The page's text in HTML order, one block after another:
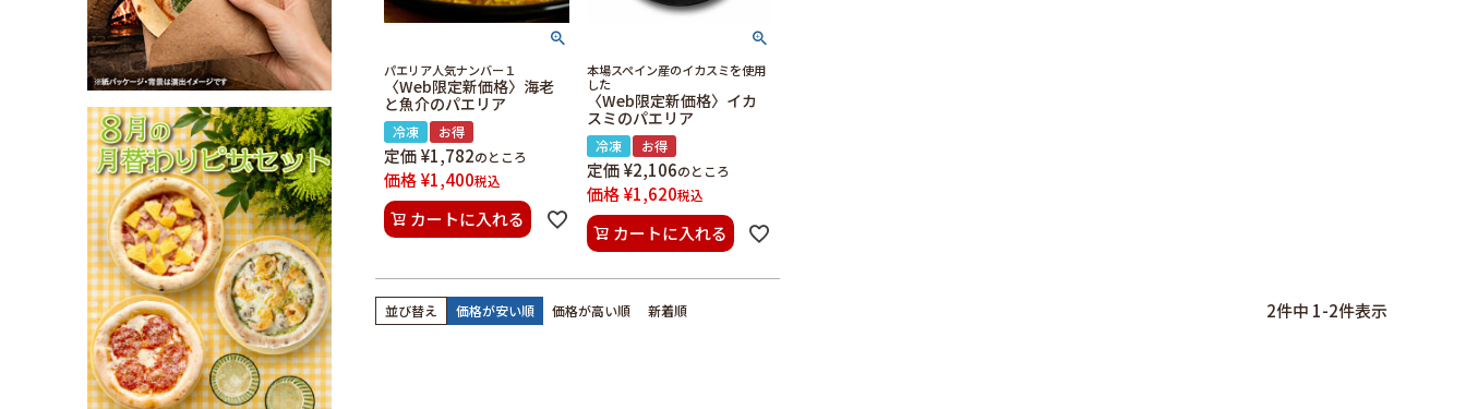
パエリア人気ナンバー１
〈Web限定新価格〉海老
と魚介のパエリア
冷凍 お得
定価¥1,782のところ
価格¥1,400税込
カートに入れる
本場スペイン産のイカスミを使用
した
〈Web限定新価格〉イカ
スミのパエリア
冷凍 お得
定価 ¥2,106のところ
価格 ¥1,620税込
カートに入れる
並び替え 価格が安い順 価格が高い順 新着順 2件中 1-2件表示